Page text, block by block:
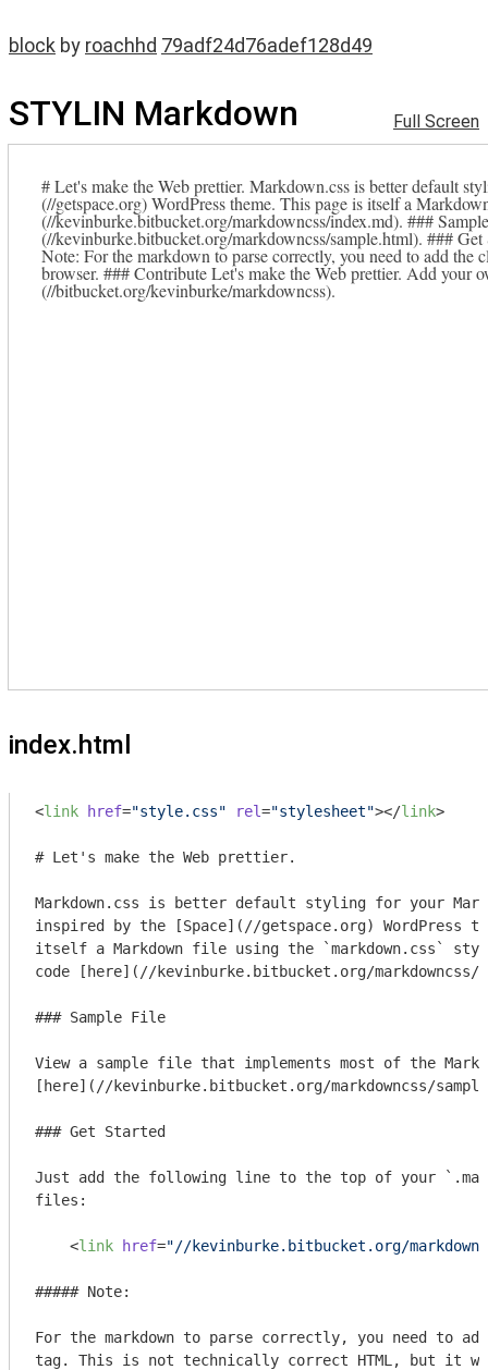
block by roachhd 79adf24d76adef128d49
STYLIN Markdown Full Screen
index.html
<link href="style.css" rel="stylesheet"></link>
# Let's make the Web prettier.
Markdown.css is better default styling for your
inspired by the [Space](//getspace.org) WordPress
itself a Markdown file using the `markdown.css`
code [here](//kevinburke.bitbucket.org/markdowncss/
### Sample File
View a sample file that implements most of the
[here](//kevinburke.bitbucket.org/markdowncss/
### Get Started
Just add the following line to the top of your
files:
<link href="//kevinburke.bitbucket.org/
##### Note:
For the markdown to parse correctly, you need to
tag. This is not technically correct HTML, but it